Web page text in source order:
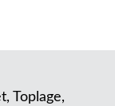
Toplage,